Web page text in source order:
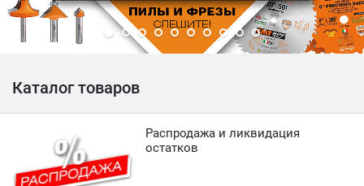
Каталог товаров
Распродажа и ликвидация
остатков